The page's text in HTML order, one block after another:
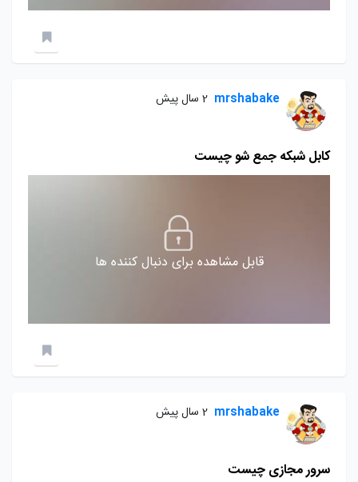
mrshabake 2 سال پیش
کابل شبکه جمع شو چیست
قابل مشاهده برای دنبال کننده ها
mrshabake 2 سال پیش
سرور مجازی چیست